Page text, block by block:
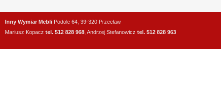
Inny Wymiar Mebli Podole 64, 39-320 Przecław
Mariusz Kopacz tel. 512 828 968 , Andrzej Stefanowicz tel. 512 828 963